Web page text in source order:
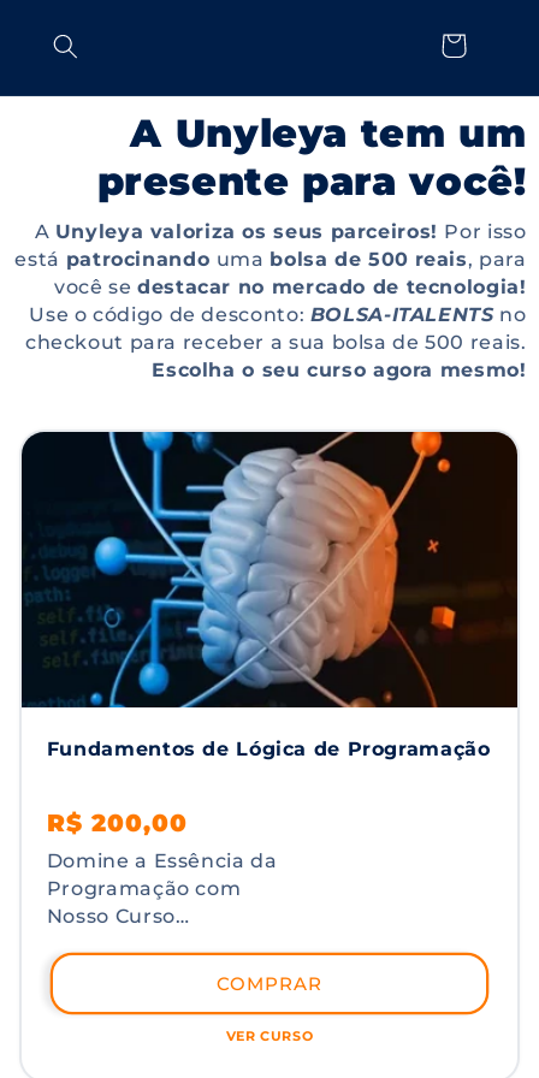
conteúdo
Carrinho
Fazer
login
A Unyleya tem um
presente para você!
A Unyleya valoriza os seus parceiros! Por isso
está patrocinando uma bolsa de 500 reais, para
você sedestacar no mercado de tecnologia!
Use o código de desconto: BOLSA-ITALENTSno
checkout para receber a sua bolsa de 500 reais.
Escolha o seu curso agora mesmo!
Fundamentos de Lógica de Programação
Preço
normal
Preço
promocional
R$ 200,00
Domine a Essência da
Programação com
Nosso Curso
de Programação Você
já sonhou em
desvendar os segredos
COMPRAR
VER CURSO